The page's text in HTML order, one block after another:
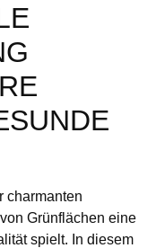
charmanten
Grünflächen eine
spielt. In diesem